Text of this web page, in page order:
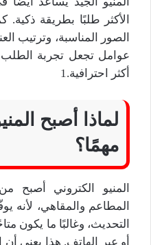
الأكثر طلبًا بطريقة ذكية.
الصور المناسبة، وترتيب
عوامل تجعل تجربة
أكثر احترافية.1
لماذا أصبح
مهمًا؟
المنيو الكتروني أصبح
المطاعم والمقاهي،
أو عبر الهاتف. هذا يعني